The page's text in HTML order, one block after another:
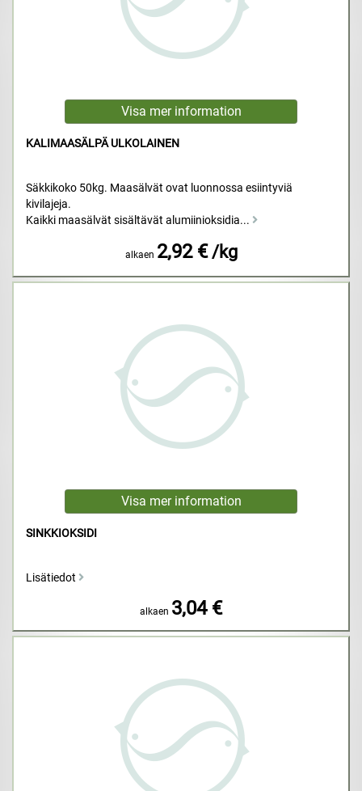
KALIMAASÄLPÄ ULKOLAINEN
Säkkikoko 50kg. Maasälvät ovat luonnossa esiintyviä
kivilajeja.
Kaikki maasälvät sisältävät alumiinioksidia...
alkaen 2,92 € /kg
SINKKIOKSIDI
Lisätiedot
alkaen 3,04 €